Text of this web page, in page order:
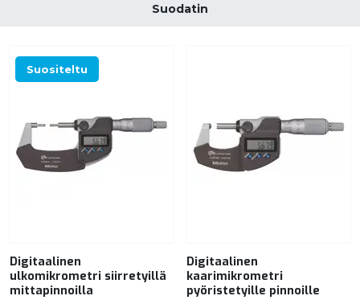
Suodatin
Suositeltu
Digitaalinen
ulkomikrometri siirretyillä
mittapinnoilla
Digitaalinen
kaarimikrometri
pyöristetyille pinnoille